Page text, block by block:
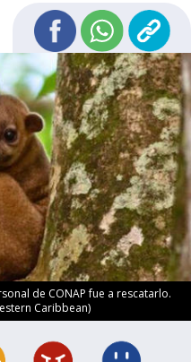
de CONAP fue a rescatarlo.
Caribbean)